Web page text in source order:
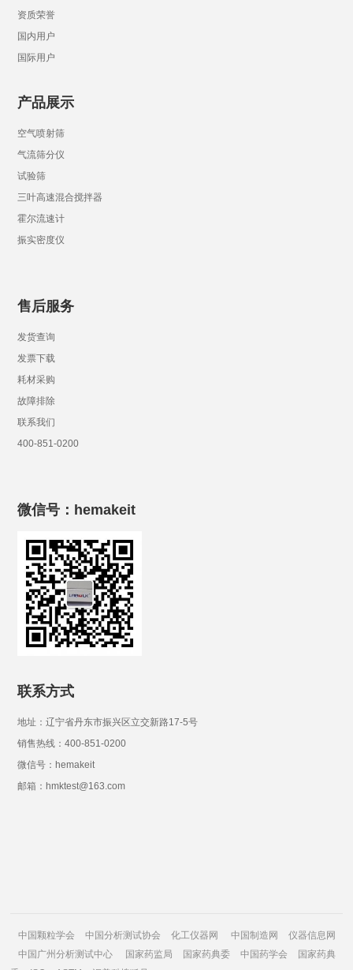
资质荣誉
国内用户
国际用户
产品展示
空气喷射筛
气流筛分仪
试验筛
三叶高速混合搅拌器
霍尔流速计
振实密度仪
售后服务
发货查询
发票下载
耗材采购
故障排除
联系我们
400-851-0200
微信号：hemakeit
联系方式
地址：辽宁省丹东市振兴区立交新路17-5号
销售热线：400-851-0200
微信号：hemakeit
邮箱：hmktest@163.com
中国颗粒学会 中国分析测试协会 化工仪器网 中国制造网
仪器信息网
中国广州分析测试中心
国家药监局 国家药典委 中国药学会
国家药典